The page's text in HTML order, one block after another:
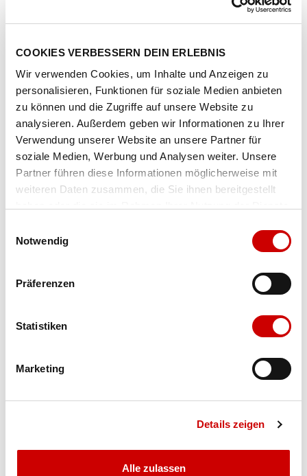
COOKIES VERBESSERN DEIN ERLEBNIS
Wir verwenden Cookies, um Inhalte und Anzeigen zu
personalisieren, Funktionen für soziale Medien anbieten
zu können und die Zugriffe auf unsere Website zu
analysieren. Außerdem geben wir Informationen zu Ihrer
Verwendung unserer Website an unsere Partner für
soziale Medien, Werbung und Analysen weiter. Unsere
Partner führen diese Informationen möglicherweise mit
weiteren Daten zusammen, die Sie ihnen bereitgestellt
Notwendig
Präferenzen
Statistiken
Marketing
Details zeigen
Alle zulassen
Artikel-Nr.JN4390-vivred
Farbe vivred
Menge
Bis 17:00 Uhr bestellen: morgen geliefert - ab CHF 50.00
portofrei
Produktbeschreibung